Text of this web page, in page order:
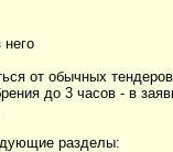
него
от обычных
до 3 часов - в
разделы: